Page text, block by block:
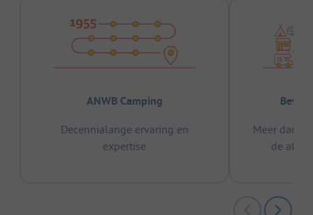
ANWB Camping
Decennialange ervaring en
expertise
Meer dan
de